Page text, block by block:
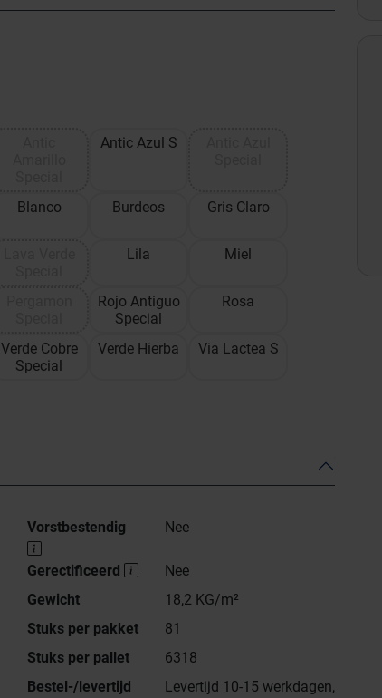
Antic Azul S
Blanco Burdeos Gris Claro
Lila Miel
Rojo Antiguo
Special
Rosa
Verde Cobre
Special
Verde Hierba Via Lactea S
Vorstbestendig Nee
Gerectificeerd
Nee
Gewicht
18,2 KG/m²
Stuks per pakket
81
Stuks per pallet
6318
Bestel-/levertijd
Levertijd 10-15 werkdagen,